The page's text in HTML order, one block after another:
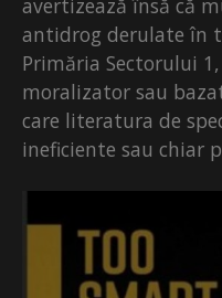
avertizează însă că
antidrog derulate în
Primăria Sectorului
moralizator sau
care literatura de
ineficiente sau chiar